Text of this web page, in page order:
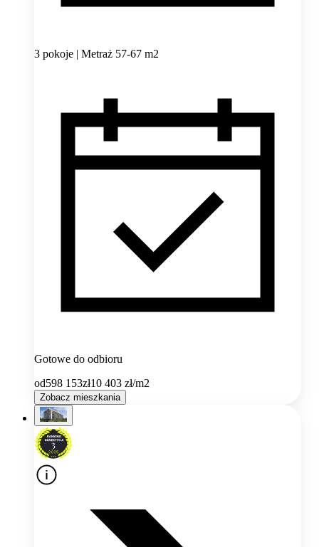
3 pokoje | Metraż 57-67 m2
Gotowe do odbioru
od598 153zł10 403 zł/m2
Zobacz mieszkania